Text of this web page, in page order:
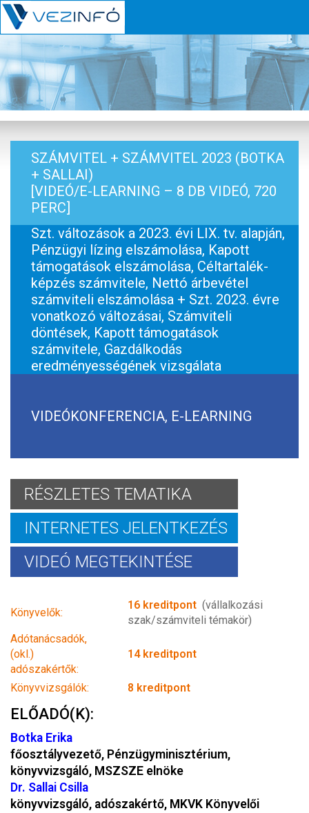
SZÁMVITEL + SZÁMVITEL 2023 (BOTKA
+ SALLAI)
[VIDEÓ/E-LEARNING – 8 DB VIDEÓ, 720
PERC]
Szt. változások a 2023. évi LIX. tv. alapján,
Pénzügyi lízing elszámolása, Kapott
támogatások elszámolása, Céltartalék-
képzés számvitele, Nettó árbevétel
számviteli elszámolása + Szt. 2023. évre
vonatkozó változásai, Számviteli
döntések, Kapott támogatások
számvitele, Gazdálkodás
eredményességének vizsgálata
VIDEÓKONFERENCIA, E-LEARNING
RÉSZLETES TEMATIKA
INTERNETES JELENTKEZÉS
VIDEÓ MEGTEKINTÉSE
Könyvelők:
16 kreditpont (vállalkozási
szak/számviteli témakör)
Adótanácsadók,
(okl.)
adószakértők:
14 kreditpont
Könyvvizsgálók: 8 kreditpont
ELŐADÓ(K):
Botka Erika
főosztályvezető, Pénzügyminisztérium,
könyvvizsgáló, MSZSZE elnöke
Dr. Sallai Csilla
könyvvizsgáló, adószakértő, MKVK Könyvelői